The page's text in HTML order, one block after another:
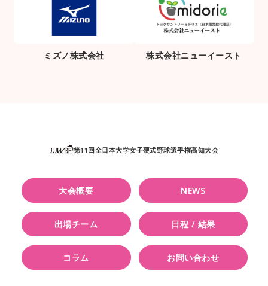
ミズノ株式会社 株式会社ニューイースト
第11回全日本大学女子硬式野球選手権高知大会
大会概要 NEWS
出場チーム 日程 / 結果
コラム お問い合わせ